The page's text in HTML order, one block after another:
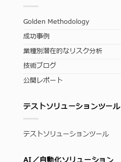
Golden Methodology
成功事例
業種別潜在的なリスク分析
技術ブログ
公開レポート
テストソリューションツール
テストソリューションツール